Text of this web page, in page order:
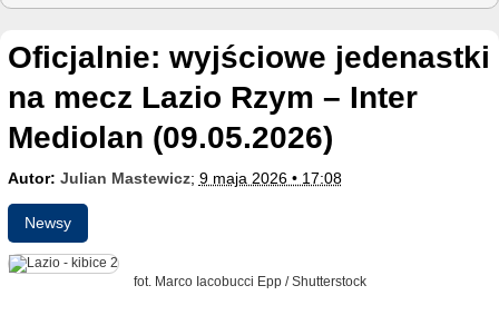
Oficjalnie: wyjściowe jedenastki
na mecz Lazio Rzym – Inter
Mediolan (09.05.2026)
Autor: Julian Mastewicz; 9 maja 2026 • 17:08
Newsy
fot. Marco Iacobucci Epp / Shutterstock